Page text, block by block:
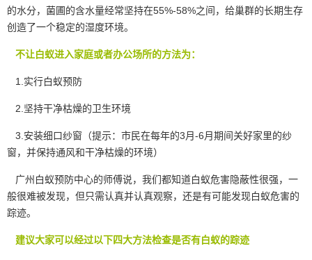
的水分，菌圃的含水量经常坚持在55%-58%之间，给巢群的长期生存
创造了一个稳定的湿度环境。
不让白蚁进入家庭或者办公场所的方法为：
1.实行白蚁预防
2.坚持干净枯燥的卫生环境
3.安装细口纱窗（提示：市民在每年的3月-6月期间关好家里的纱
窗，并保持通风和干净枯燥的环境）
广州白蚁预防中心的师傅说，我们都知道白蚁危害隐蔽性很强，一
般很难被发现，但只需认真并认真观察，还是有可能发现白蚁危害的
踪迹。
建议大家可以经过以下四大方法检查是否有白蚁的踪迹